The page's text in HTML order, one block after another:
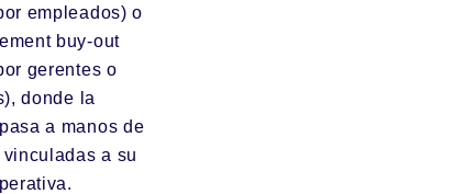
empleados) o
buy-out
gerentes o
donde la
a manos de
a su